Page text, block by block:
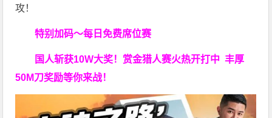
攻！
特别加码～每日免费席位赛
国人斩获10W大奖！ 赏金猎人赛火热开打中 丰厚
50M刀奖励等你来战！